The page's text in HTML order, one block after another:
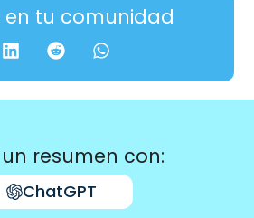
tu comunidad
resumen con:
ChatGPT